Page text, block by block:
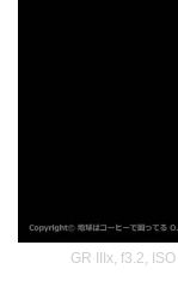
GR IIIx, f3.2,